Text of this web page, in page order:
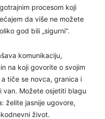
procesom koji
da više ne možete
god bili „sigurni“.
komunikaciju,
na koji govorite o svojim
tiče se novca, granica i
van. Možete osjetiti blagu
želite jasnije ugovore,
život.